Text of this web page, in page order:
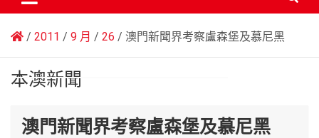
2011 9 月 26 澳門新聞界考察盧森堡及慕尼黑
本澳新聞
澳門新聞界考察盧森堡及慕尼黑